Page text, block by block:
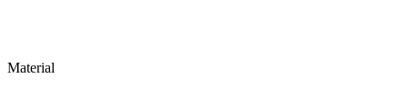
Material